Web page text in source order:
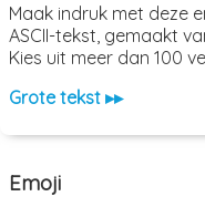
Maak indruk met deze
ASCII-tekst, gemaakt
Kies uit meer dan 100
Grote tekst ▸▸
Emoji